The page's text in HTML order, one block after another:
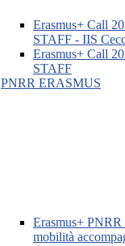
Erasmus+ Call
STAFF - IIS
Erasmus+ Call
STAFF
PNRR ERASMUS
Erasmus+
mobilità